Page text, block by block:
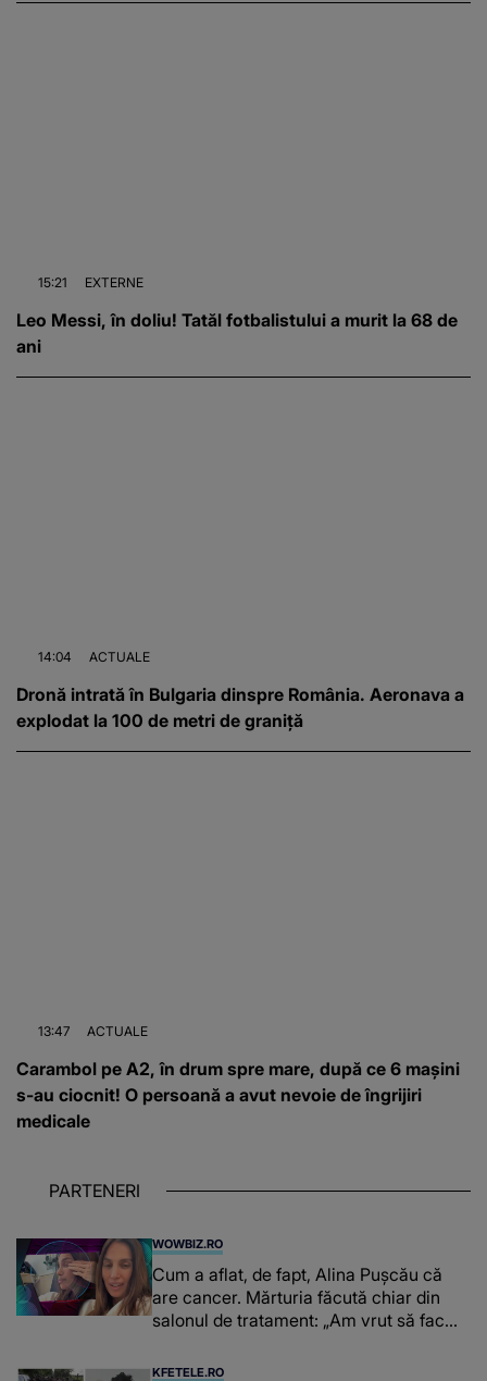
15:21 EXTERNE
Leo Messi, în doliu! Tatăl fotbalistului a murit la 68 de
ani
14:04 ACTUALE
Dronă intrată în Bulgaria dinspre România. Aeronava a
explodat la 100 de metri de graniță
13:47 ACTUALE
Carambol pe A2, în drum spre mare, după ce 6 mașini
s-au ciocnit! O persoană a avut nevoie de îngrijiri
medicale
PARTENERI
WOWBIZ.RO
Cum a aflat, de fapt, Alina Pușcău că
are cancer. Mărturia făcută chiar din
salonul de tratament: „Am vrut să fac
înțepe sânul”
KFETELE.RO